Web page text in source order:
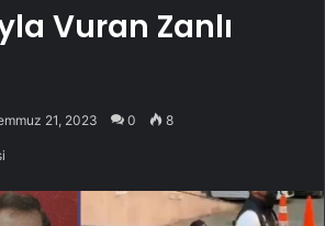
Vuran Zanlı
21, 2023 0 8